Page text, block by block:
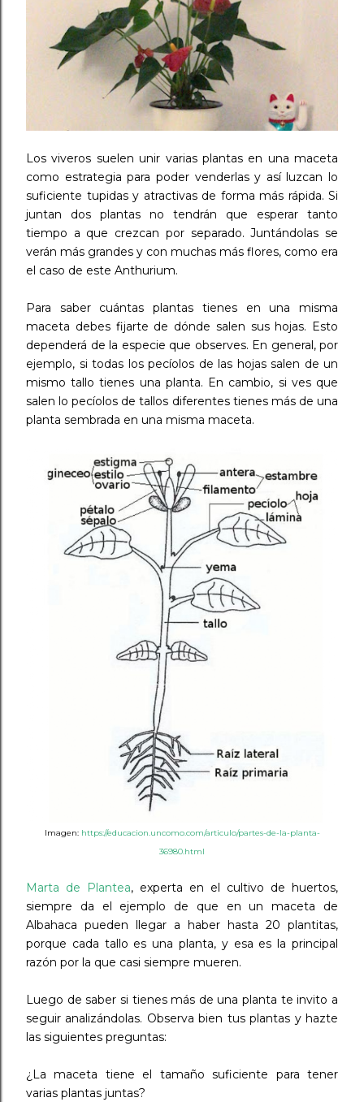
Los viveros suelen unir varias plantas en una maceta
como estrategia para poder venderlas y así luzcan lo
suficiente tupidas y atractivas de forma más rápida. Si
juntan dos plantas no tendrán que esperar tanto
tiempo a que crezcan por separado. Juntándolas se
verán más grandes y con muchas más flores, como era
el caso de este Anthurium.
Para saber cuántas plantas tienes en una misma
maceta debes fijarte de dónde salen sus hojas. Esto
dependerá de la especie que observes. En general, por
ejemplo, si todas los pecíolos de las hojas salen de un
mismo tallo tienes una planta. En cambio, si ves que
salen lo pecíolos de tallos diferentes tienes más de una
planta sembrada en una misma maceta.
Imagen: https://educacion.uncomo.com/articulo/partes-de-la-planta-
36980.html
Marta de Plantea, experta en el cultivo de huertos,
siempre da el ejemplo de que en un maceta de
Albahaca pueden llegar a haber hasta 20 plantitas,
porque cada tallo es una planta, y esa es la principal
razón por la que casi siempre mueren.
Luego de saber si tienes más de una planta te invito a
seguir analizándolas. Observa bien tus plantas y hazte
las siguientes preguntas:
¿La maceta tiene el tamaño suficiente para tener
varias plantas juntas?